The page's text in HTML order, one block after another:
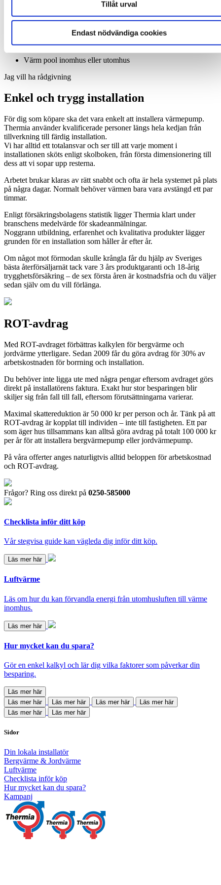
Tillåt urval
Endast nödvändiga cookies
Komfortkyla på sommaren
Värm pool inomhus eller utomhus
Jag vill ha rådgivning
Enkel och trygg installation
För dig som köpare ska det vara enkelt att installera värmepump.
Thermia använder kvalificerade personer längs hela kedjan från
tillverkning till färdig installation.
Vi har alltid ett totalansvar och ser till att varje moment i
installationen sköts enligt skolboken, från första dimensionering till
dess att vi sopar upp resterna.
Arbetet brukar klaras av rätt snabbt och ofta är hela systemet på plats
på några dagar. Normalt behöver värmen bara vara avstängd ett par
timmar.
Enligt försäkringsbolagens statistik ligger Thermia klart under
branschens medelvärde för skadeanmälningar.
Noggrann utbildning, erfarenhet och kvalitativa produkter lägger
grunden för en installation som håller år efter år.
Om något mot förmodan skulle krångla får du hjälp av Sveriges
bästa återförsäljarnät tack vare 3 års produktgaranti och 18-årig
trygghetsförsäkring – de sex första åren är kostnadsfria och du väljer
sedan själv om du vill förlänga.
ROT-avdrag
Med ROT-avdraget förbättras kalkylen för bergvärme och
jordvärme ytterligare. Sedan 2009 får du göra avdrag för 30% av
arbetskostnaden för borrning och installation.
Du behöver inte ligga ute med några pengar eftersom avdraget görs
direkt på installatörens faktura. Exakt hur stor besparingen blir
skiljer sig från fall till fall, eftersom förutsättningarna varierar.
Maximal skattereduktion är 50 000 kr per person och år. Tänk på att
ROT-avdrag är kopplat till individen – inte till fastigheten. Ett par
som äger hus tillsammans kan alltså göra avdrag på totalt 100 000 kr
per år för att installera bergvärmepump eller jordvärmepump.
På våra offerter anges naturligtvis alltid beloppen för arbetskostnad
och ROT-avdrag.
Frågor? Ring oss direkt på 0250-585000
Checklista inför ditt köp
Vår stegvisa guide kan vägleda dig inför ditt köp.
Läs mer här
Luftvärme
Läs om hur du kan förvandla energi från utomhusluften till värme
inomhus.
Läs mer här
Hur mycket kan du spara?
Gör en enkel kalkyl och lär dig vilka faktorer som påverkar din
besparing.
Läs mer här
Läs mer här
Läs mer här Läs mer här
Läs mer här
Läs mer här
Läs mer här
Sidor
Din lokala installatör
Bergvärme & Jordvärme
Luftvärme
Checklista inför köp
Hur mycket kan du spara?
Kampanj